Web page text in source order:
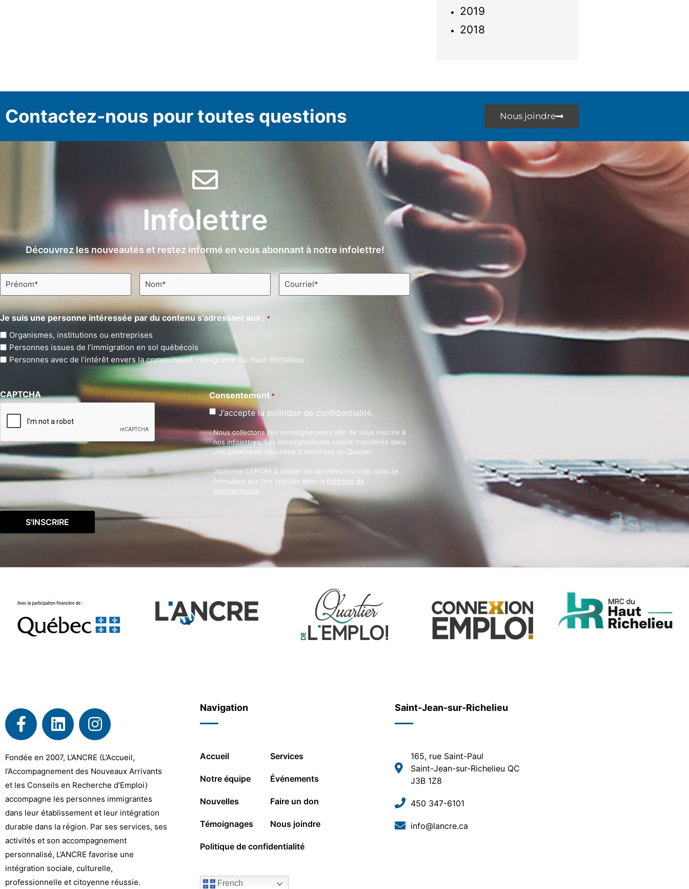
2019
2018
Contactez-nous pour toutes questions Nous joindre
Infolettre
Découvrez les nouveautés et restez informé en vous abonnant à notre infolettre!
Prénom Nom Courriel
Je suis une personne intéressée par du contenu s’adressant aux : *
Organismes, institutions ou entreprises
Personnes issues de l’immigration en sol québécois
Personnes avec de l’intérêt envers la communauté immigrante du Haut-Richelieu
CAPTCHA Consentement *
J’accepte la politique de confidentialité.
Nous collectons ces renseignements afin de vous inscrire à
nos infolettres. Les renseignements seront transférés dans
une plateforme sécurisée à l’extérieur du Québec.
J’autorise L'ANCRE à utiliser les données fournies dans ce
formulaire aux fins stipulés dans la Politique de
confidentialité.
Fondée en 2007, L’ANCRE (L’Accueil,
l’Accompagnement des Nouveaux Arrivants
et les Conseils en Recherche d’Emploi)
accompagne les personnes immigrantes
dans leur établissement et leur intégration
durable dans la région. Par ses services, ses
activités et son accompagnement
personnalisé, L’ANCRE favorise une
intégration sociale, culturelle,
professionnelle et citoyenne réussie.
Navigation
Accueil
Notre équipe
Nouvelles
Témoignages
Services
Événements
Faire un don
Nous joindre
Politique de confidentialité
French
Saint-Jean-sur-Richelieu
165, rue Saint-Paul
Saint-Jean-sur-Richelieu QC
J3B 1Z8
450 347-6101
info@lancre.ca